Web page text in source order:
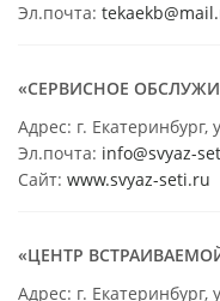
Эл.почта:
«СЕРВИСНОЕ
Адрес: г.
Эл.почта: info@svyaz-
Сайт: www.svyaz-seti.ru
«ЦЕНТР
Адрес: г.